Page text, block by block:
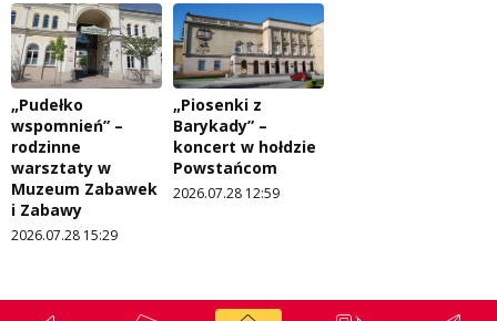
„Pudełko
wspomnień” –
rodzinne
warsztaty w
Muzeum Zabawek
i Zabawy
2026.07.28 15:29
„Piosenki z
Barykady” –
koncert w hołdzie
Powstańcom
2026.07.28 12:59